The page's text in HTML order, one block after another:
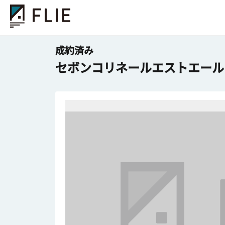
成約済み
セボンコリネールエストエール